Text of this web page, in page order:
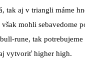
tak aj v triangli máme
mohli sebavedome
rune, tak
vytvoriť higher high.